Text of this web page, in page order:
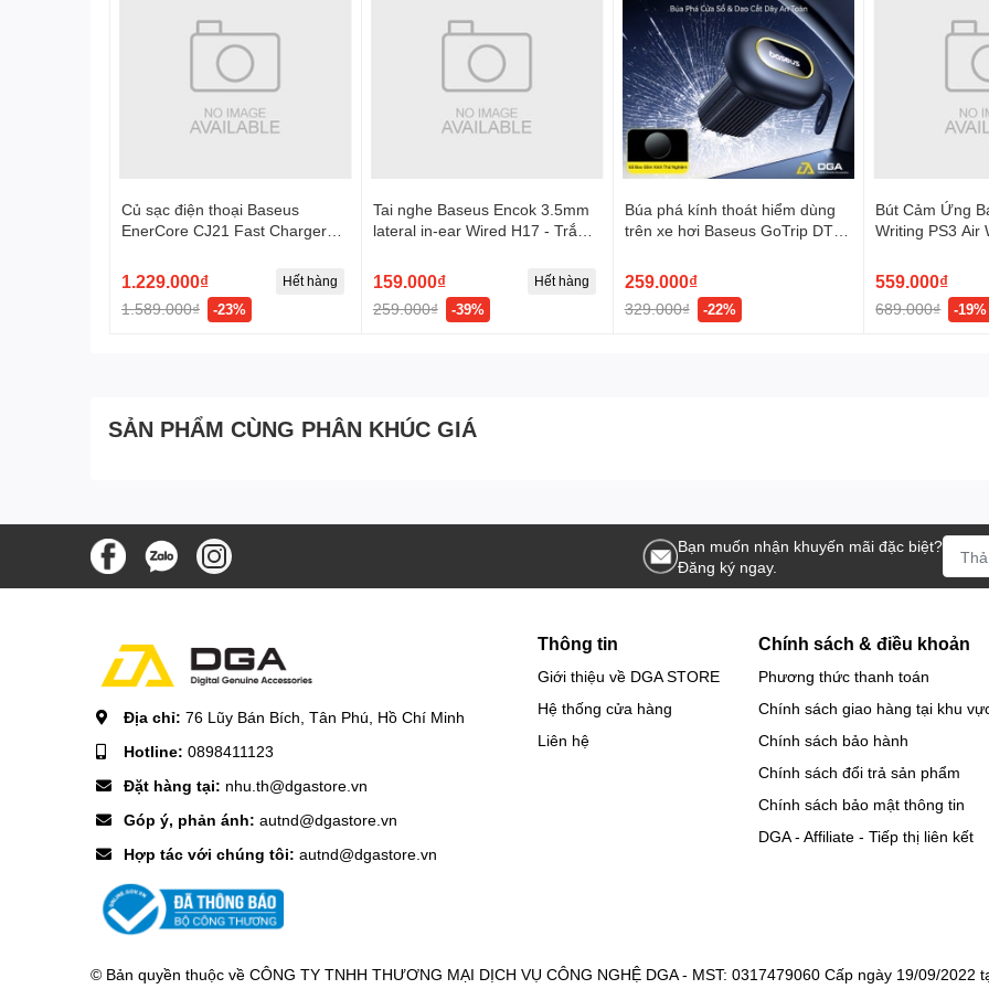
Củ sạc điện thoại Baseus
EnerCore CJ21 Fast Charger
67W US - Đen, Model:
E0120F00
1.229.000₫
1.589.000₫ -23%
Hết hàng
Tai nghe Baseus Encok 3.5mm
lateral in-ear Wired H17 - Trắng,
159.000₫
259.000₫ -39%
Hết hàng
Búa phá kính thoát hiểm dùng
trên xe hơi Baseus GoTrip DT1
Hammer
259.000₫
329.000₫ -22%
Bút Cảm Ứng
Writing PS3 Air
15H, 6D Tilt
Custom
Rejection,
559.000₫
689.000₫ -19%
SẢN PHẨM CÙNG PHÂN KHÚC GIÁ
Bạn muốn nhận khuyến mãi đặc biệt?
Đăng ký ngay.
Địa chỉ: 76 Lũy Bán Bích, Tân Phú, Hồ Chí Minh
Hotline: 0898411123
Đặt hàng tại: nhu.th@dgastore.vn
Góp ý, phản ánh: autnd@dgastore.vn
Hợp tác với chúng tôi: autnd@dgastore.vn
Thông tin
Giới thiệu về DGA STORE
Hệ thống cửa hàng
Liên hệ
Chính sách & điều khoản
Phương thức thanh toán
Chính sách giao hàng tại khu
Chính sách bảo hành
Chính sách đổi trả sản phẩm
Chính sách bảo mật thông tin
DGA - Affiliate - Tiếp thị liên kết
© Bản quyền thuộc về CÔNG TY TNHH THƯƠNG MẠI DỊCH VỤ CÔNG NGHỆ DGA - MST: 0317479060 Cấp ngày 19/09/2022